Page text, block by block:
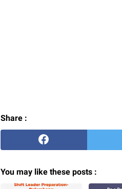
Share :
You may like these posts :